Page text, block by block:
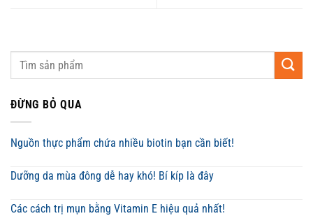
ĐỪNG BỎ QUA
Nguồn thực phẩm chứa nhiều biotin bạn cần biết!
Dưỡng da mùa đông dễ hay khó! Bí kíp là đây
Các cách trị mụn bằng Vitamin E hiệu quả nhất!